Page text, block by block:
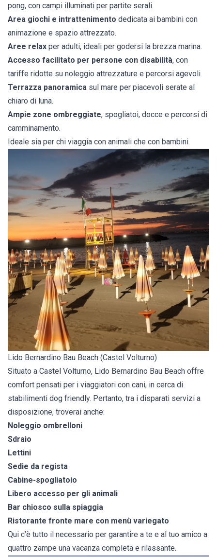
pong, con campi illuminati per partite serali.
Area giochi e intrattenimento dedicata ai bambini con
animazione e spazio attrezzato.
Aree relax per adulti, ideali per godersi la brezza marina.
Accesso facilitato per persone con disabilità, con
tariffe ridotte su noleggio attrezzature e percorsi agevoli.
Terrazza panoramica sul mare per piacevoli serate al
chiaro di luna.
Ampie zone ombreggiate, spogliatoi, docce e percorsi di
camminamento.
Ideale sia per chi viaggia con animali che con bambini.
Lido Bernardino Bau Beach (Castel Volturno)
Situato a Castel Volturno, Lido Bernardino Bau Beach offre
comfort pensati per i viaggiatori con cani, in cerca di
stabilimenti dog friendly. Pertanto, tra i disparati servizi a
disposizione, troverai anche:
Noleggio ombrelloni
Sdraio
Lettini
Sedie da regista
Cabine-spogliatoio
Libero accesso per gli animali
Bar chiosco sulla spiaggia
Ristorante fronte mare con menù variegato
Qui c’è tutto il necessario per garantire a te e al tuo amico a
quattro zampe una vacanza completa e rilassante.